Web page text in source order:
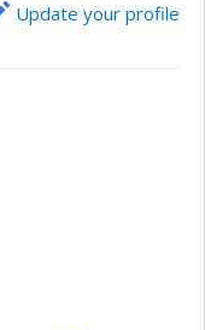
Update your profile